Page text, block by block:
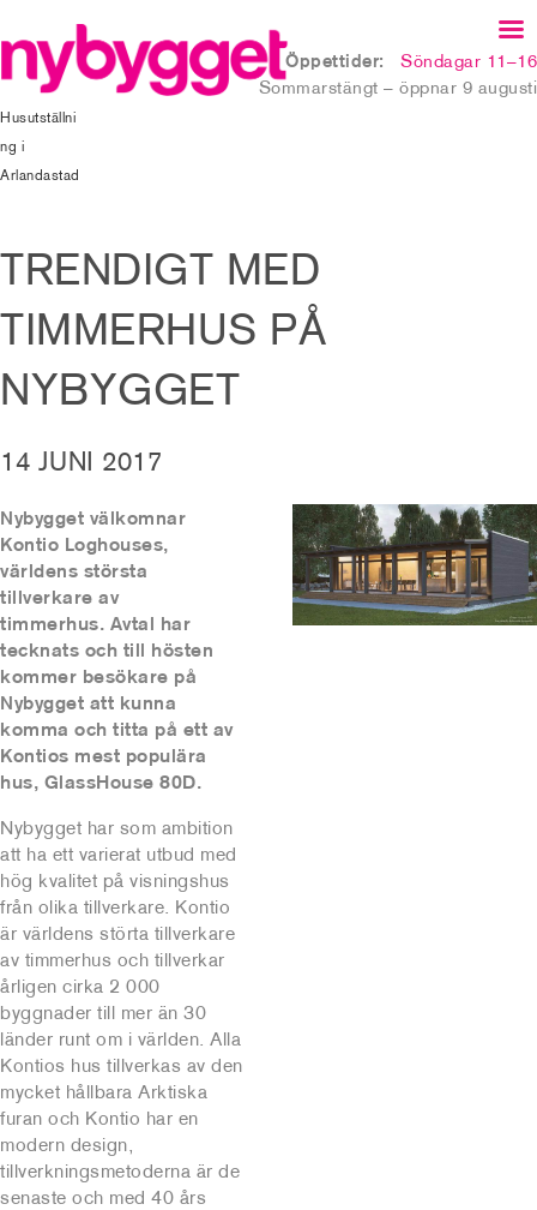
Husutställni
ng i
Arlandastad
Öppettider:
Söndagar 11–16
Sommarstängt – öppnar 9 augusti
TRENDIGT MED
TIMMERHUS PÅ
NYBYGGET
14 JUNI 2017
Nybygget välkomnar
Kontio Loghouses,
världens största
tillverkare av
timmerhus. Avtal har
tecknats och till hösten
kommer besökare på
Nybygget att kunna
komma och titta på ett av
Kontios mest populära
hus, GlassHouse 80D.
Nybygget har som ambition
att ha ett varierat utbud med
hög kvalitet på visningshus
från olika tillverkare. Kontio
är världens störta tillverkare
av timmerhus och tillverkar
årligen cirka 2 000
byggnader till mer än 30
länder runt om i världen. Alla
Kontios hus tillverkas av den
mycket hållbara Arktiska
furan och Kontio har en
modern design,
tillverkningsmetoderna är de
senaste och med 40 års